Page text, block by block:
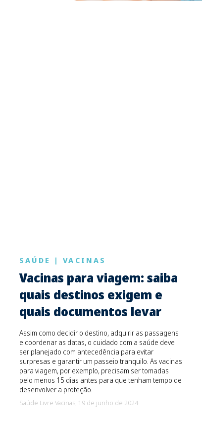
SAÚDE |VACINAS
Vacinas para viagem: saiba
quais destinos exigem e
quais documentos levar
Assim como decidir o destino, adquirir as passagens
e coordenar as datas, o cuidado com a saúde deve
ser planejado com antecedência para evitar
surpresas e garantir um passeio tranquilo. As vacinas
para viagem, por exemplo, precisam ser tomadas
pelo menos 15 dias antes para que tenham tempo de
desenvolver a proteção.
Saúde Livre Vacinas, 19 de junho de 2024